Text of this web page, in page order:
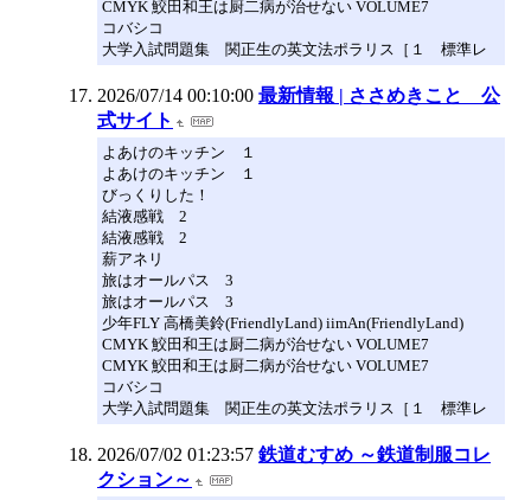
CMYK 鮫田和王は厨二病が治せない VOLUME7
コバシコ
大学入試問題集 関正生の英文法ポラリス［１ 標準レ
2026/07/14 00:10:00 最新情報 | ささめきこと 公
式サイト
よあけのキッチン １
よあけのキッチン １
びっくりした！
結液感戦 2
結液感戦 2
薪アネリ
旅はオールパス 3
旅はオールパス 3
少年FLY 高橋美鈴(FriendlyLand) iimAn(FriendlyLand)
CMYK 鮫田和王は厨二病が治せない VOLUME7
CMYK 鮫田和王は厨二病が治せない VOLUME7
コバシコ
大学入試問題集 関正生の英文法ポラリス［１ 標準レ
2026/07/02 01:23:57 鉄道むすめ ～鉄道制服コレ
クション～